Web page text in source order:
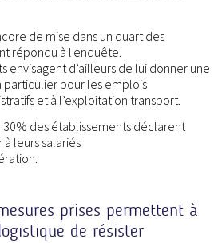
de mise dans un quart des
répondu à l'enquête.
envisagent d’ailleurs de lui donner une
particulier pour les emplois
et à l’exploitation transport.
30% des établissements déclarent
leurs salariés
prises permettent à
de résister